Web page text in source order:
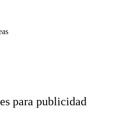
para publicidad